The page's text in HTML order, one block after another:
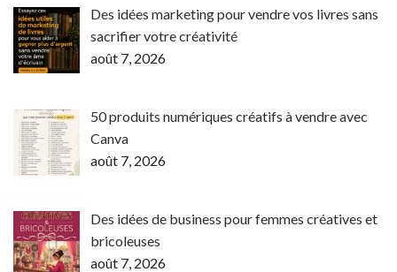
Des idées marketing pour vendre vos livres sans
sacrifier votre créativité
août 7, 2026
50 produits numériques créatifs à vendre avec
Canva
août 7, 2026
Des idées de business pour femmes créatives et
bricoleuses
août 7, 2026